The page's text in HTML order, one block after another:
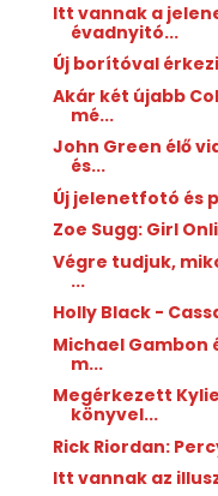
Itt vannak a
évadnyitó...
Új borítóval
Akár két újabb
mé...
John Green élő
és...
Új jelenetfotó és
Zoe Sugg: Girl
Végre tudjuk,
...
Holly Black -
Michael Gambon
m...
Megérkezett
könyvel...
Rick Riordan:
Itt vannak az